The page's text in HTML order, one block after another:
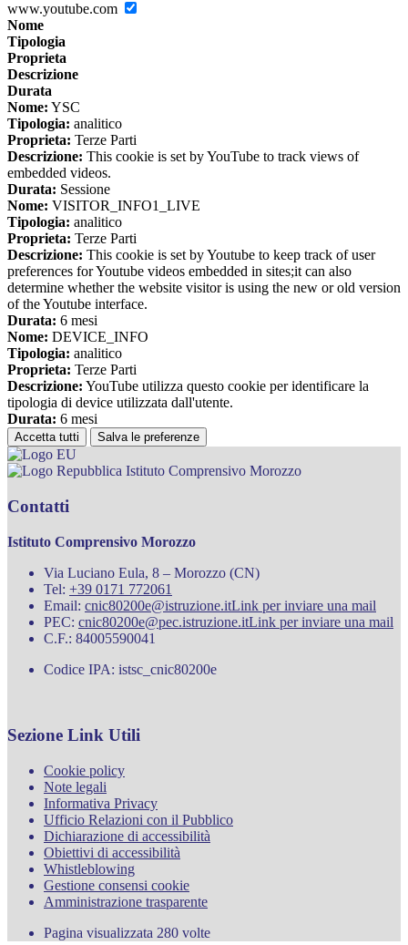
www.youtube.com
Nome
Tipologia
Proprieta
Descrizione
Durata
Nome: YSC
Tipologia: analitico
Proprieta: Terze Parti
Descrizione: This cookie is set by YouTube to track views of
embedded videos.
Durata: Sessione
Nome: VISITOR_INFO1_LIVE
Tipologia: analitico
Proprieta: Terze Parti
Descrizione: This cookie is set by Youtube to keep track of user
preferences for Youtube videos embedded in sites;it can also
determine whether the website visitor is using the new or old version
of the Youtube interface.
Durata: 6 mesi
Nome: DEVICE_INFO
Tipologia: analitico
Proprieta: Terze Parti
Descrizione: YouTube utilizza questo cookie per identificare la
tipologia di device utilizzata dall'utente.
Durata: 6 mesi
Accetta tutti Salva le preferenze
Istituto Comprensivo Morozzo
Contatti
Istituto Comprensivo Morozzo
Via Luciano Eula, 8 – Morozzo (CN)
Tel: +39 0171 772061
Email: cnic80200e@istruzione.itLink per inviare una mail
PEC: cnic80200e@pec.istruzione.itLink per inviare una mail
C.F.: 84005590041
Codice IPA: istsc_cnic80200e
Sezione Link Utili
Cookie policy
Note legali
Informativa Privacy
Ufficio Relazioni con il Pubblico
Dichiarazione di accessibilità
Obiettivi di accessibilità
Whistleblowing
Gestione consensi cookie
Amministrazione trasparente
Pagina visualizzata 280 volte